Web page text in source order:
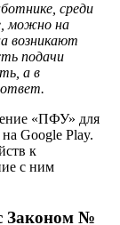
среди
можно на
возникают
подачи
а в
ответ.
«ПФУ» для
Google Play.
к
с ним
Законом №